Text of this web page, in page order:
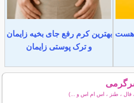
هست بهترین کرم رفع جای بخیه زایمان
و ترک پوستی زایمان
فال ، طنز ، اس ام اس و ...)